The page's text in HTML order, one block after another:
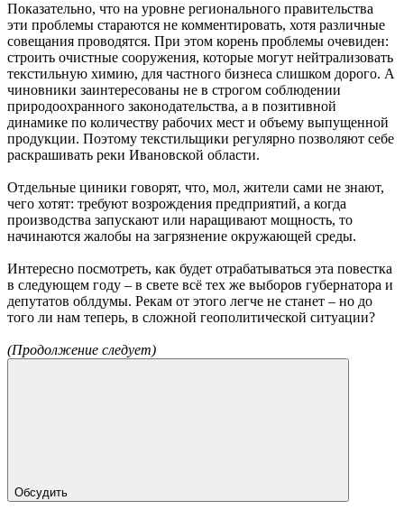
Показательно, что на уровне регионального правительства
эти проблемы стараются не комментировать, хотя различные
совещания проводятся. При этом корень проблемы очевиден:
строить очистные сооружения, которые могут нейтрализовать
текстильную химию, для частного бизнеса слишком дорого. А
чиновники заинтересованы не в строгом соблюдении
природоохранного законодательства, а в позитивной
динамике по количеству рабочих мест и объему выпущенной
продукции. Поэтому текстильщики регулярно позволяют себе
раскрашивать реки Ивановской области.
Отдельные циники говорят, что, мол, жители сами не знают,
чего хотят: требуют возрождения предприятий, а когда
производства запускают или наращивают мощность, то
начинаются жалобы на загрязнение окружающей среды.
Интересно посмотреть, как будет отрабатываться эта повестка
в следующем году – в свете всё тех же выборов губернатора и
депутатов облдумы. Рекам от этого легче не станет – но до
того ли нам теперь, в сложной геополитической ситуации?
(Продолжение следует)
Обсудить